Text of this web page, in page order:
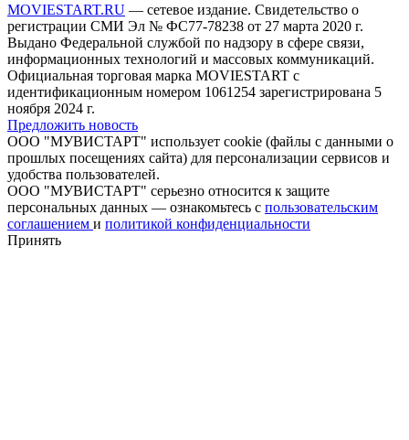
MOVIESTART.RU — сетевое издание. Свидетельство о
регистрации СМИ Эл № ФС77-78238 от 27 марта 2020 г.
Выдано Федеральной службой по надзору в сфере связи,
информационных технологий и массовых коммуникаций.
Официальная торговая марка MOVIESTART с
идентификационным номером 1061254 зарегистрирована 5
ноября 2024 г.
Предложить новость
ООО "МУВИСТАРТ" использует cookie (файлы с данными о
прошлых посещениях сайта) для персонализации сервисов и
удобства пользователей.
ООО "МУВИСТАРТ" серьезно относится к защите
персональных данных — ознакомьтесь с пользовательским
соглашением и политикой конфиденциальности
Принять